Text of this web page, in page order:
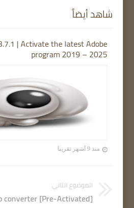
شاهد أيضاً
| Activate the latest Adobe
program 2019 – 2025
منذ 9 أشهر تقريبا
الموضوع التالي